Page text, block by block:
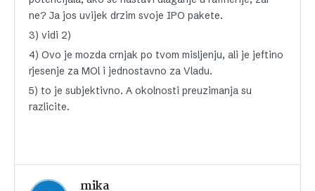
ne? Ja jos uvijek drzim svoje IPO pakete.
3) vidi 2)
4) Ovo je mozda crnjak po tvom misljenju, ali je jeftino
rjesenje za MOl i jednostavno za Vladu.
5) to je subjektivno. A okolnosti preuzimanja su
razlicite.
mika